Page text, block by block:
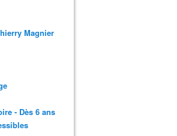
Magnier
- Dès 6 ans